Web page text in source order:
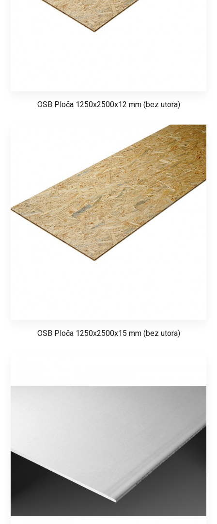
OSB Ploča 1250x2500x12 mm (bez utora)
OSB Ploča 1250x2500x15 mm (bez utora)